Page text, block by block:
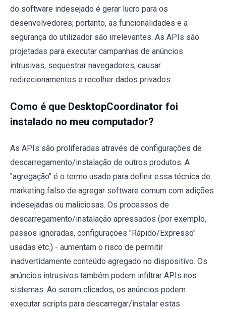
do software indesejado é gerar lucro para os
desenvolvedores; portanto, as funcionalidades e a
segurança do utilizador são irrelevantes. As APIs são
projetadas para executar campanhas de anúncios
intrusivas, sequestrar navegadores, causar
redirecionamentos e recolher dados privados.
Como é que DesktopCoordinator foi
instalado no meu computador?
As APIs são proliferadas através de configurações de
descarregamento/instalação de outros produtos. A
"agregação" é o termo usado para definir essa técnica de
marketing falso de agregar software comum com adições
indesejadas ou maliciosas. Os processos de
descarregamento/instalação apressados (por exemplo,
passos ignoradas, configurações "Rápido/Expresso"
usadas etc.) - aumentam o risco de permitir
inadvertidamente conteúdo agregado no dispositivo. Os
anúncios intrusivos também podem infiltrar APIs nos
sistemas. Ao serem clicados, os anúncios podem
executar scripts para descarregar/instalar estas